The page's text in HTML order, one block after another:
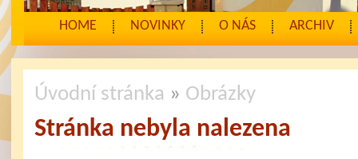
HOME NOVINKY O NÁS ARCHIV
Úvodní stránka » Obrázky
Stránka nebyla nalezena